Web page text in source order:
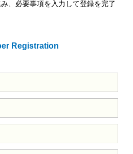
、必要事項を入力して登録を完了
Registration